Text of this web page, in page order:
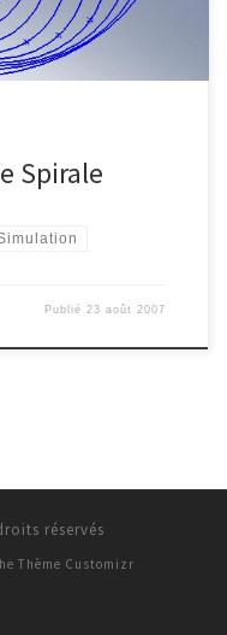
Spirale
Publié23 août 2007
réservés
Thème Customizr